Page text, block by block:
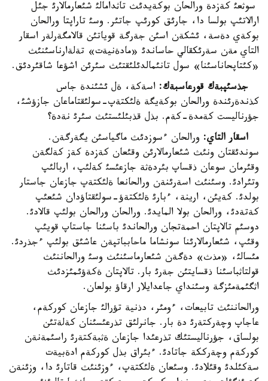
سوثعئ كةزدة ورالحان بوكةيدئث تاثدامالئ شئعارمالارئ جئل
ارالاتئپ بولسا دا، جارئق كورئپ جاتئر. وسئ تاراپتا ورالحان
بوكةي دةسة، ئشكةن اسئن جةرگة قوياتئن قالامگةرلةر اسقار
التاي مةن سةرئكقالي حاساندئ «مادةنيةت» تةلةارناسئنئث
«كئتاپحاناسئنا» سول تانئمالدئلئقتئث سئرئن اشؤعا شاقئردئق.
جذسئپبةك قورعاسبةك: اسةكة، ةل ئشئندة جاس
كذندةرئندة ورالحان بوكةيگة ةلئكتةپ-سولئقتاماعان جازؤشئ،
جؤرناليست كةمدة-كةم. بذل قذبئلئستئث سئرئ نةدة؟
اسقار التاي: ورالحان ءسوزدئث ماگياسئن يگةرگةن.
سوندئقتان ونئث شئعارمالارئن وقئعان كةزدة كةز كةلگةن
وقئرمان سوعان ذقساپ بئردةثة جازعئسئ كةلئپ، اربالئپ
وتئرادئ. وسئنئث اسةرئنةن ورالحانعا ةلئكتةپ جازعان جاستار
بولدئ. كةيئن، ارينة، ءبارئ ةلئكتةؤ-سولئقتاؤدان شئعئپ
كةتةدئ، ورالحان بولا المايدئ. ورالحان ورالحان بولئپ قالادئ.
دوسئم تالاپتان احمةتجان ورالحاندئ باسئنا جاستاپ قويئپ
وقئپ، شئعارمالارئنا سونشاما ماحابباتپةن عاشئق بولئپ ءجذردئ.
مئسالئ، «مذث» دةگةن شئعارماسئنئث وسئ ورالحاننئث
قولتاثباسئنا ذقسايتئن جةرئ بار. تالاپتان ةكةؤئمئزدئث
اثگئمةمئزگة وسئنداي جاعدايلار ارقاؤ بولعان.
ورالحاننئث تابيعات، ءومئر، دذنية تؤرالئ جازعان كوركةم،
عاجاپ وچةركتةرئ دة بار. جانرلئق تذرعئسئنان كةلةتئن
بولساق، جؤرناليستئك تذرعئدا جازعان ةثبةكتةرئ راسئمةنةن
كوركةم وچةرككة جاتادئ. ءبئراق بذل كوركةم ادةبيةت
سةكئلدئ وقئلادئ. وسئعان ةلئكتةپ، ءوزئنئث قاتارئ دا، وزئنةن